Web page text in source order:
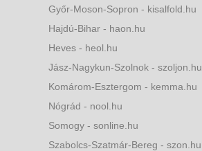
Győr-Moson-Sopron - kisalfold.hu
Hajdú-Bihar - haon.hu
Heves - heol.hu
Jász-Nagykun-Szolnok - szoljon.hu
Komárom-Esztergom - kemma.hu
Nógrád - nool.hu
Somogy - sonline.hu
Szabolcs-Szatmár-Bereg - szon.hu